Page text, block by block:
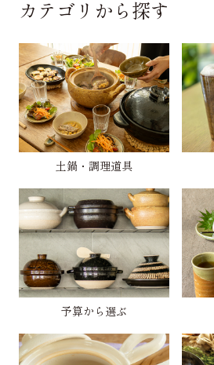
カテゴリから探す
土鍋・調理道具
予算から選ぶ